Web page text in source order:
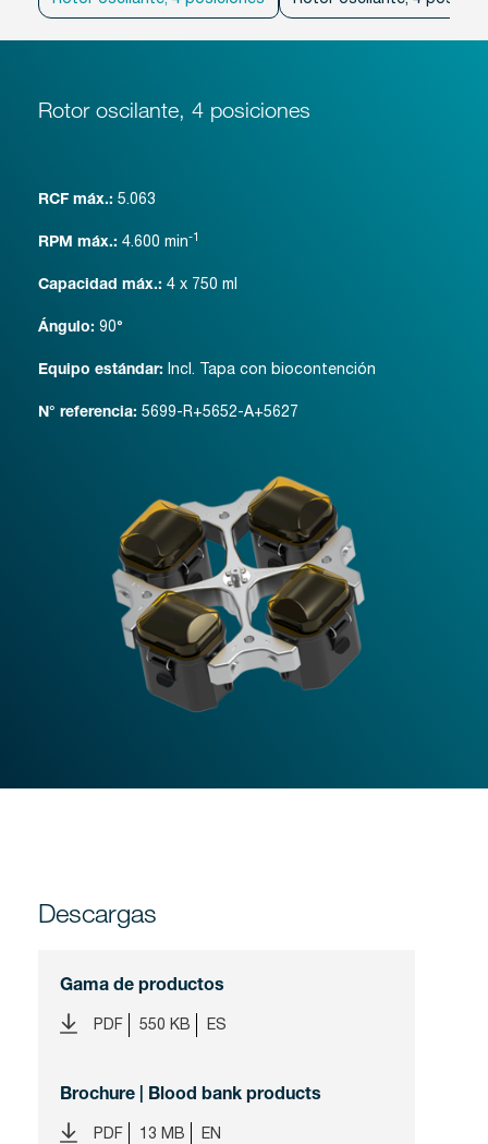
Rotor oscilante, 4 posiciones
RCF máx.: 5.063
RPM máx.: 4.600 min-1
Capacidad máx.: 4 x 750 ml
Ángulo: 90°
Equipo estándar: Incl. Tapa con biocontención
N° referencia: 5699-R+5652-A+5627
Descargas
Gama de productos
PDF 550 KB ES
Brochure | Blood bank products
PDF 13 MB EN